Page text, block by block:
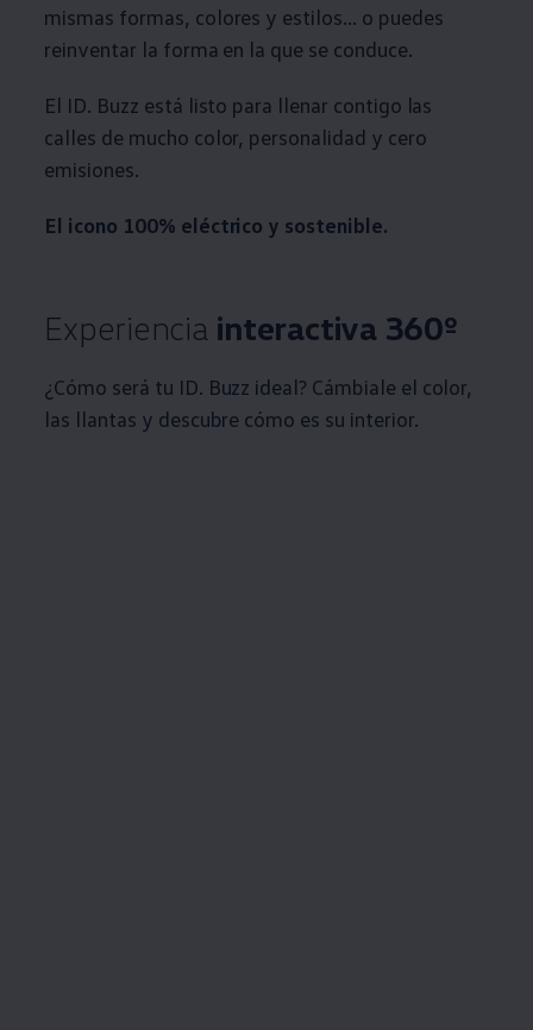
mismas formas, colores y estilos... o puedes
reinventar la forma en la que se conduce.
El ID. Buzz está listo para llenar contigo las
calles de mucho color, personalidad y cero
emisiones.
El icono 100% eléctrico y sostenible.
Experiencia interactiva 360º
¿Cómo será tu ID. Buzz ideal? Cámbiale el color,
las llantas y descubre cómo es su interior.